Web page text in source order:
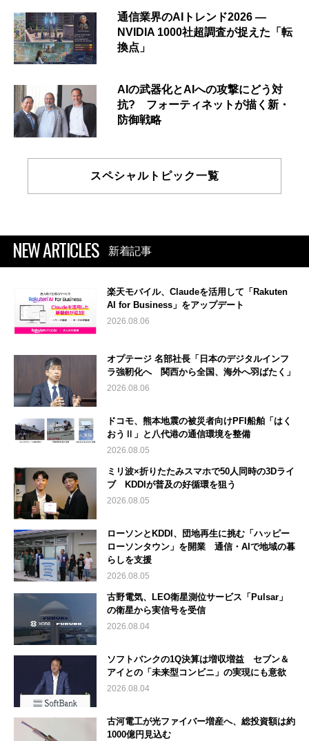
通信業界のAIトレンド2026 ―
NVIDIA 1000社超調査が捉えた「転
換点」
AIの武器化とAIへの攻撃にどう対
抗? フォーティネットが描く新・
防御戦略
スペシャルトピック一覧
NEW ARTICLES 新着記事
楽天モバイル、Claudeを活用して「Rakuten
AI for Business」をアップデート
2026.08.06
オプテージ 名部社長「日本のデジタルインフ
ラ強靭化へ 関西から全国、海外へ羽ばたく」
2026.08.06
ドコモ、熊本地震の被災者向けPFI船舶「はく
おうⅡ」と八代港の通信環境を整備
2026.08.05
ミリ波×折りたたみスマホで50人同時の3Dライ
ブ KDDIが普及の好循環を狙う
2026.08.05
ローソンとKDDI、団地再生に挑む「ハッピー
ローソンタウン」を開業 通信・AIで地域の暮
らしを支援
2026.08.05
古野電気、LEO衛星測位サービス「Pulsar」
の衛星から実信号を受信
2026.08.04
ソフトバンクの1Q決算は増収増益 セブン＆
アイとの「未来型コンビニ」の実現にも意欲
2026.08.04
古河電工が光ファイバー増産へ、総投資額は約
1000億円見込む